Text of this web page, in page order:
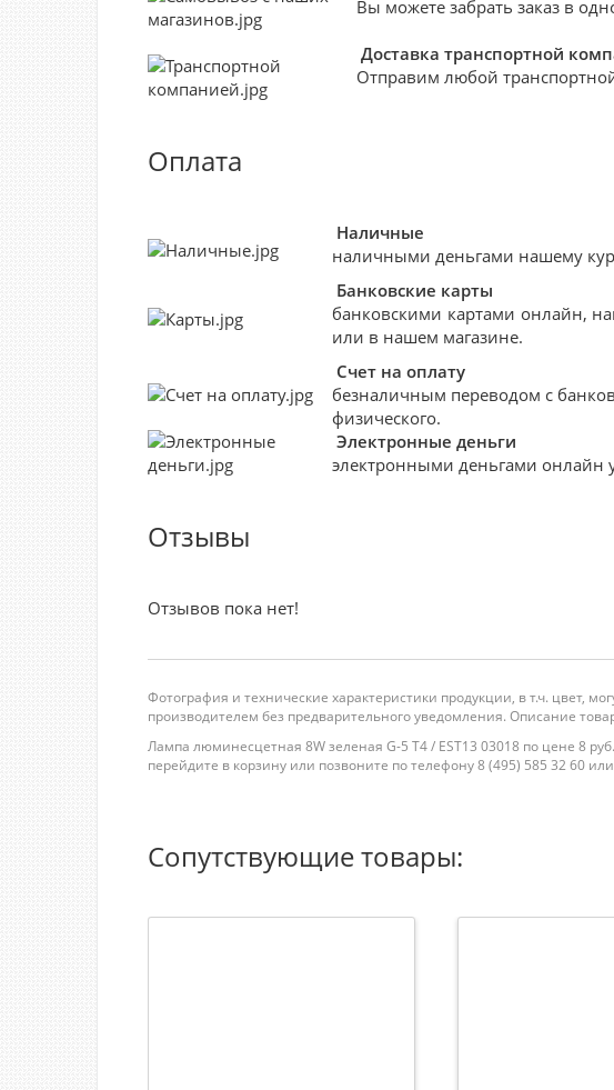
Вы можете забрать заказ в
Доставка транспортной
Отправим любой
Оплата
Наличные
наличными деньгами нашему
Банковские карты
банковскими картами онлайн,
или в нашем магазине.
Счет на оплату
безналичным переводом с
физического.
Электронные деньги
электронными деньгами онлайн
Отзывы
Отзывов пока нет!
Фотография и технические характеристики продукции, в т.ч. цвет,
производителем без предварительного уведомления. Описание
Лампа люминесцетная 8W зеленая G-5 Т4 / EST13 03018 по цене 8
перейдите в корзину или позвоните по телефону 8 (495) 585 32 60
Сопутствующие товары: